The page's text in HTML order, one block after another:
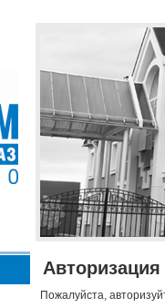
Авторизация
Пожалуйста,